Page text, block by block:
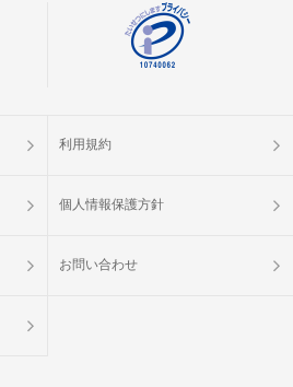
お願い申し上げます。）
---------------------------------------------------
利用規約
個人情報保護方針
お問い合わせ